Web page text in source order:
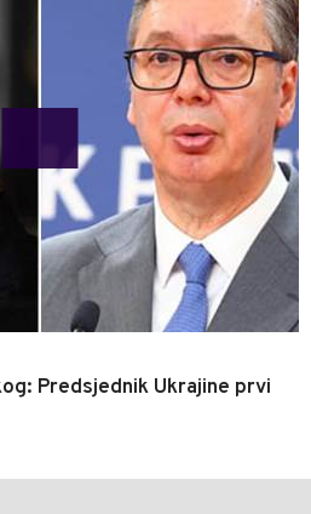
Predsjednik Ukrajine prvi